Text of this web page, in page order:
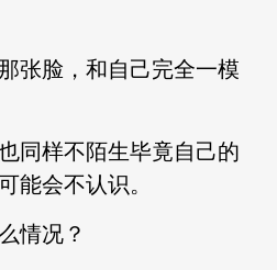
张脸，和自己完全一模
同样不陌生毕竟自己的
能会不认识。
情况？